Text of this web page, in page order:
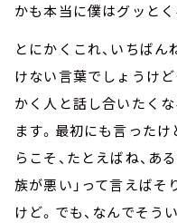
かも本当に僕はグッと
とにかくこれ、いちば
けない言葉でしょうけ
かく人と話し合いたく
ます。最初にも言ったけ
らこそ、たとえばね、あ
族が悪い」って言えばそ
けど。でも、なんでそう